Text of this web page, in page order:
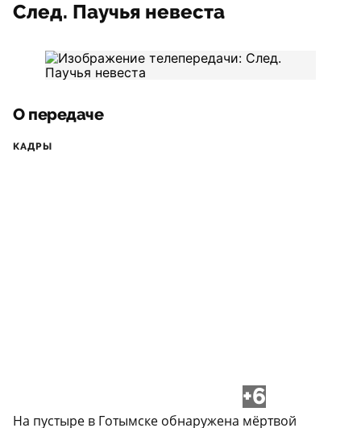
След. Паучья невеста
О передаче
КАДРЫ
+6
На пустыре в Готымске обнаружена мёртвой